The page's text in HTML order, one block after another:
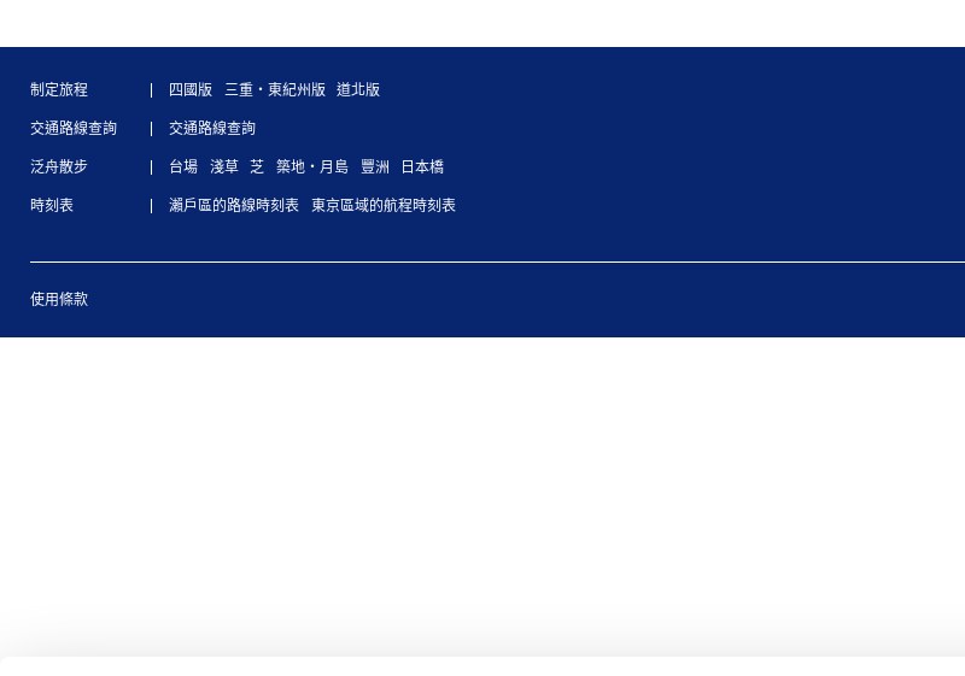
制定旅程 四國版 三重・東紀州版 道北版
交通路線查詢 交通路線查詢
泛舟散步 台場 淺草 芝 築地・月島 豐洲 日本橋
時刻表 瀨戶區的路線時刻表 東京區域的航程時刻表
使用條款